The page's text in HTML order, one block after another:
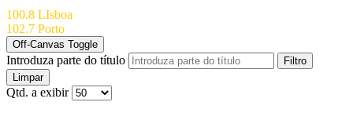
100.8 LIsboa
102.7 Porto
Off-Canvas Toggle
Introduza parte do título
Filtro
Limpar
Qtd. a exibir